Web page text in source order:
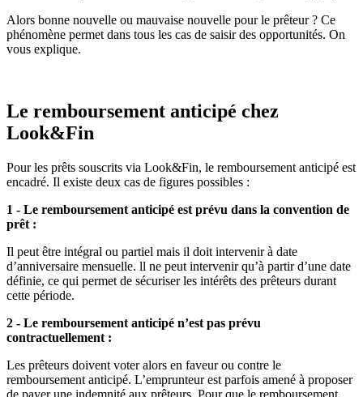
Alors bonne nouvelle ou mauvaise nouvelle pour le prêteur ? Ce
phénomène permet dans tous les cas de saisir des opportunités. On
vous explique.
Le remboursement anticipé chez
Look&Fin
Pour les prêts souscrits via Look&Fin, le remboursement anticipé est
encadré. Il existe deux cas de figures possibles :
1 - Le remboursement anticipé est prévu dans la convention de
prêt :
Il peut être intégral ou partiel mais il doit intervenir à date
d’anniversaire mensuelle. ll ne peut intervenir qu’à partir d’une date
définie, ce qui permet de sécuriser les intérêts des prêteurs durant
cette période.
2 - Le remboursement anticipé n’est pas prévu
contractuellement :
Les prêteurs doivent voter alors en faveur ou contre le
remboursement anticipé. L’emprunteur est parfois amené à proposer
de payer une indemnité aux prêteurs. Pour que le remboursement